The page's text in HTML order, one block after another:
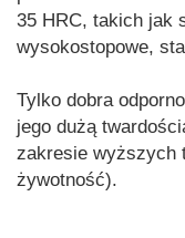
35 HRC, takich jak
wysokostopowe,
Tylko dobra
jego dużą
zakresie wyższych
żywotność).